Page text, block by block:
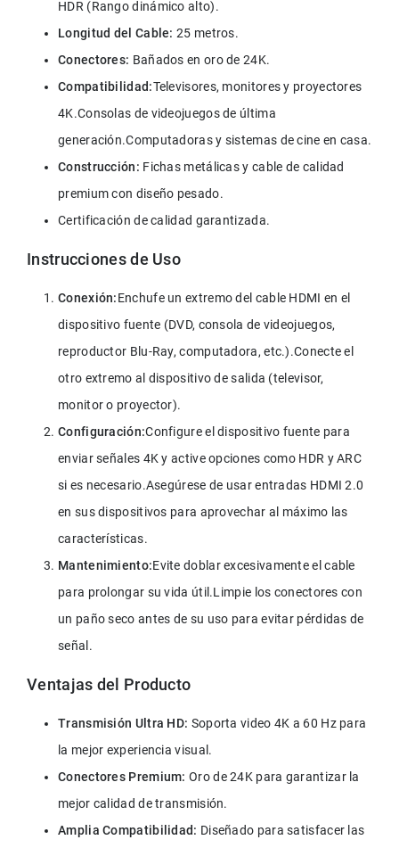
HDR (Rango dinámico alto).
Longitud del Cable: 25 metros.
Conectores: Bañados en oro de 24K.
Compatibilidad:Televisores, monitores y proyectores
4K.Consolas de videojuegos de última
generación.Computadoras y sistemas de cine en casa.
Construcción: Fichas metálicas y cable de calidad
premium con diseño pesado.
Certificación de calidad garantizada.
Instrucciones de Uso
Conexión:Enchufe un extremo del cable HDMI en el
dispositivo fuente (DVD, consola de videojuegos,
reproductor Blu-Ray, computadora, etc.).Conecte el
otro extremo al dispositivo de salida (televisor,
monitor o proyector).
Configuración:Configure el dispositivo fuente para
enviar señales 4K y active opciones como HDR y ARC
si es necesario.Asegúrese de usar entradas HDMI 2.0
en sus dispositivos para aprovechar al máximo las
características.
Mantenimiento:Evite doblar excesivamente el cable
para prolongar su vida útil.Limpie los conectores con
un paño seco antes de su uso para evitar pérdidas de
señal.
Ventajas del Producto
Transmisión Ultra HD: Soporta video 4K a 60 Hz para
la mejor experiencia visual.
Conectores Premium: Oro de 24K para garantizar la
mejor calidad de transmisión.
Amplia Compatibilidad: Diseñado para satisfacer las